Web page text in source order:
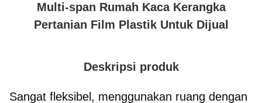
Multi-span Rumah Kaca Kerangka
Pertanian Film Plastik Untuk Dijual
Deskripsi produk
Sangat fleksibel, menggunakan ruang dengan